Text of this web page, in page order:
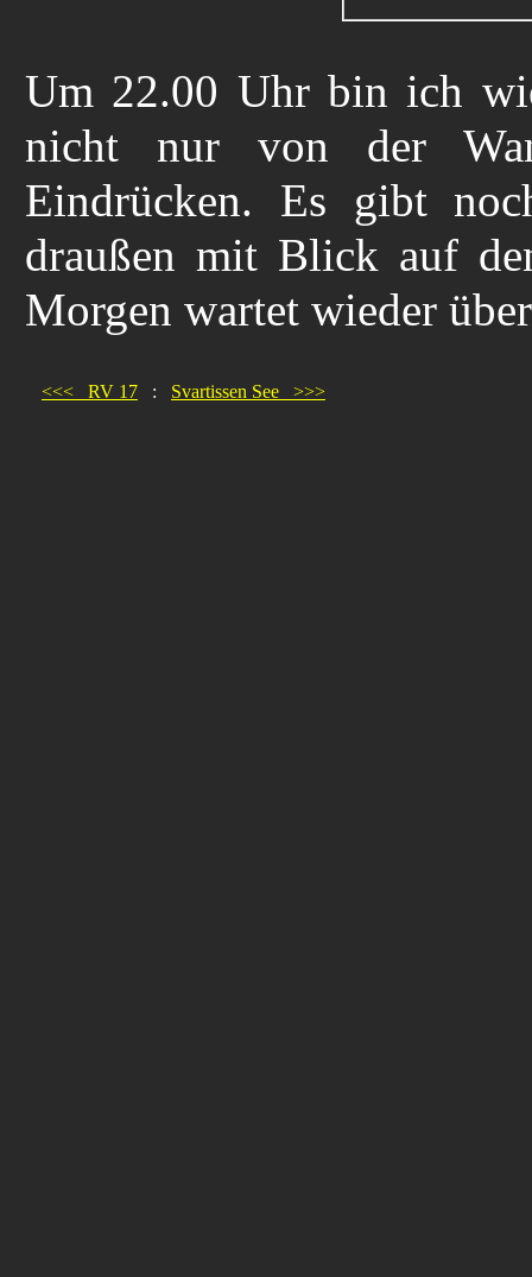
Um 22.00 Uhr bin ich
nicht nur von der
Eindrücken. Es gibt
draußen mit Blick auf
Morgen wartet wieder
<<< RV 17 : Svartissen See >>>